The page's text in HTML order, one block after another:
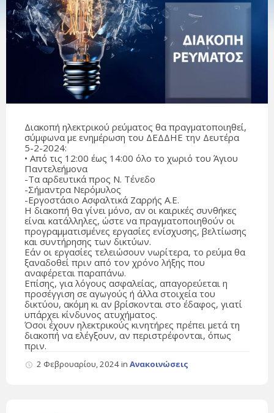
Διακοπή ηλεκτρικού ρεύματος θα πραγματοποιηθεί,
σύμφωνα με ενημέρωση του ΔΕΔΔΗΕ την Δευτέρα
5-2-2024:
• Από τις 12:00 έως 14:00 όλο το χωριό του Άγιου
Παντελεήμονα
-Τα αρδευτικά προς Ν. Τένεδο
-Σήμαντρα Νερόμυλος
-Εργοστάσιο Ασφαλτικά Ζαρρής Α.Ε.
Η διακοπή θα γίνει μόνο, αν οι καιρικές συνθήκες
είναι κατάλληλες, ώστε να πραγματοποιηθούν οι
προγραμματισμένες εργασίες ενίσχυσης, βελτίωσης
και συντήρησης των δικτύων.
Εάν οι εργασίες τελειώσουν νωρίτερα, το ρεύμα θα
ξαναδοθεί πριν από τον χρόνο λήξης που
αναφέρεται παραπάνω.
Επίσης, για λόγους ασφαλείας, απαγορεύεται η
προσέγγιση σε αγωγούς ή άλλα στοιχεία του
δικτύου, ακόμη κι αν βρίσκονται στο έδαφος, γιατί
υπάρχει κίνδυνος ατυχήματος.
Όσοι έχουν ηλεκτρικούς κινητήρες πρέπει μετά τη
διακοπή να ελέγξουν, αν περιστρέφονται, όπως
πριν.
2 Φεβρουαρίου, 2024in Ανακοινώσεις